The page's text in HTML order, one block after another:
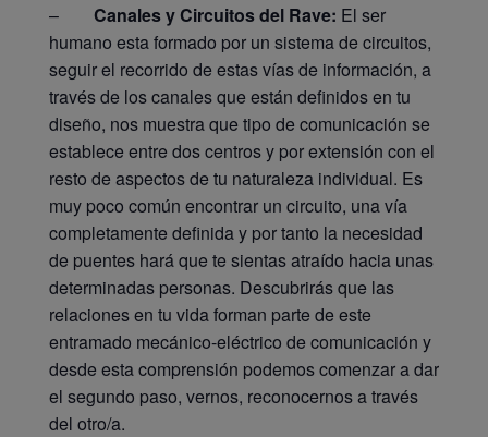
– Canales y Circuitos del Rave: El ser
humano esta formado por un sistema de circuitos,
seguir el recorrido de estas vías de información, a
través de los canales que están definidos en tu
diseño, nos muestra que tipo de comunicación se
establece entre dos centros y por extensión con el
resto de aspectos de tu naturaleza individual. Es
muy poco común encontrar un circuito, una vía
completamente definida y por tanto la necesidad
de puentes hará que te sientas atraído hacia unas
determinadas personas. Descubrirás que las
relaciones en tu vida forman parte de este
entramado mecánico-eléctrico de comunicación y
desde esta comprensión podemos comenzar a dar
el segundo paso, vernos, reconocernos a través
del otro/a.